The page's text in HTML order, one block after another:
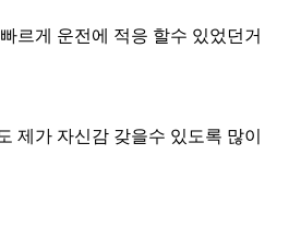
르게 운전에 적응 할수 있었던거
제가 자신감 갖을수 있도록 많이